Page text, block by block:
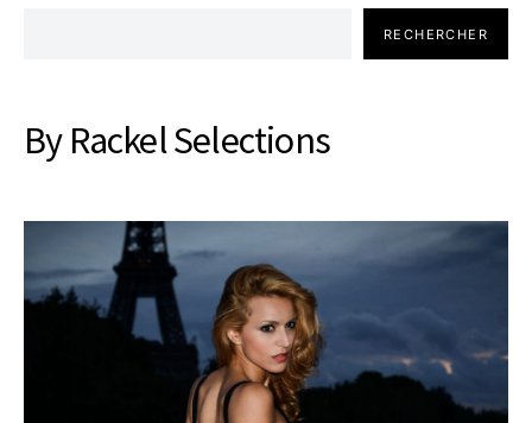
RECHERCHER
By Rackel Selections